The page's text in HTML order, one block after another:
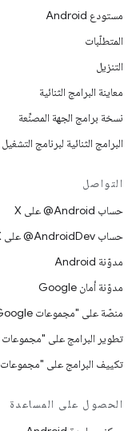
مستودع Android
المتطلّبات
التنزيل
معاينة البرامج الثنائية
نسخة برامج الجهة المصنِّعة
البرامج الثنائية لبرنامج التشغيل
التواصل
حساب ‎@Android على X
حساب ‎@AndroidDev على X
مدوّنة Android
مدوّنة أمان Google
منصّة على "مجموعات Google"
تطوير البرامج على "مجموعات Google"
تكييف البرامج على "مجموعات Google"
الحصول على المساعدة